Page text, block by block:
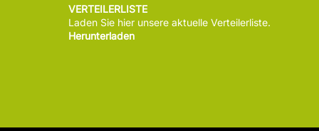
VERTEILERLISTE
Laden Sie hier unsere aktuelle Verteilerliste.
Herunterladen